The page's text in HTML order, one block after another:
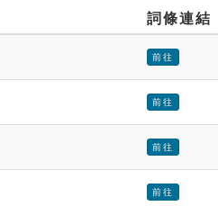
詞條連結
前往
前往
前往
前往